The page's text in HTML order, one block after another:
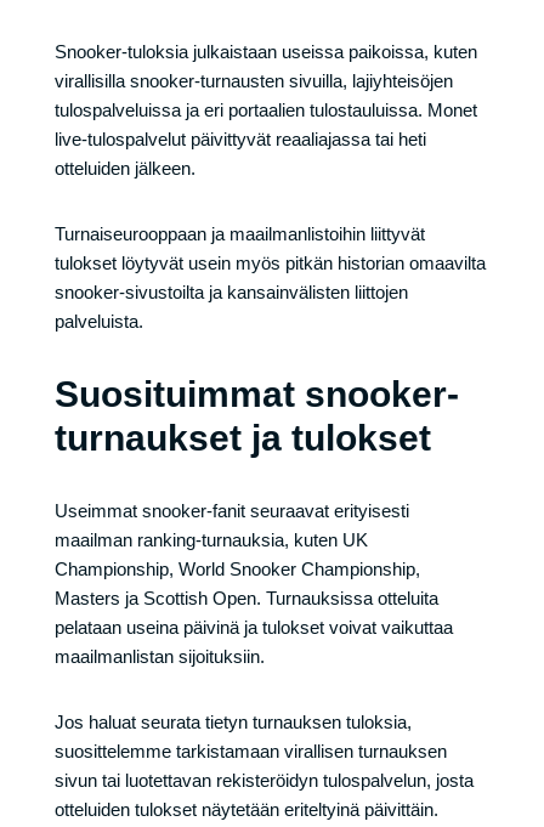
Snooker-tuloksia julkaistaan useissa paikoissa, kuten
virallisilla snooker-turnausten sivuilla, lajiyhteisöjen
tulospalveluissa ja eri portaalien tulostauluissa. Monet
live-tulospalvelut päivittyvät reaaliajassa tai heti
otteluiden jälkeen.
Turnaiseurooppaan ja maailmanlistoihin liittyvät
tulokset löytyvät usein myös pitkän historian omaavilta
snooker-sivustoilta ja kansainvälisten liittojen
palveluista.
Suosituimmat snooker-
turnaukset ja tulokset
Useimmat snooker-fanit seuraavat erityisesti
maailman ranking-turnauksia, kuten UK
Championship, World Snooker Championship,
Masters ja Scottish Open. Turnauksissa otteluita
pelataan useina päivinä ja tulokset voivat vaikuttaa
maailmanlistan sijoituksiin.
Jos haluat seurata tietyn turnauksen tuloksia,
suosittelemme tarkistamaan virallisen turnauksen
sivun tai luotettavan rekisteröidyn tulospalvelun, josta
otteluiden tulokset näytetään eriteltyinä päivittäin.